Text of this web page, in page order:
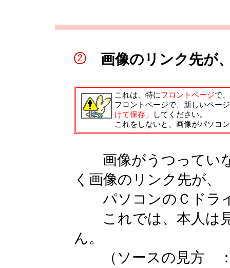
画像のリンク先が
これは、特にフロントページで
フロントページで、新しいペー
けて保存」
してください。
これをしないと、画像がパソコ
画像がうつっていな
く画像のリンク先が、
パソコンのＣドラ
これでは、本人は見
ん。
（ソースの見方